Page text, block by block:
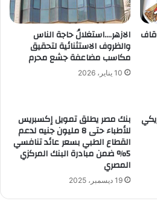
الازهر….استغلالُ حاجة الناس
والظروف الاستثنائية لتحقيق
مكاسب مضاعفة جشع محرم
10 يناير، 2026
بنك مصر يطلق تمويل إكسبريس
للأطباء حتى 8 مليون جنيه لدعم
القطاع الطبي بسعر عائد تنافسي
5% ضمن مبادرة البنك المركزي
المصري
19 ديسمبر، 2025